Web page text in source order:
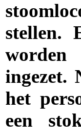
stellen.
worden
ingezet.
het
een